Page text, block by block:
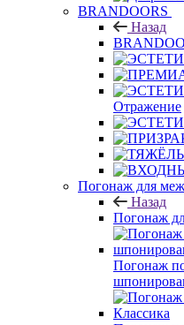
BRANDOORS
Назад
Отражение
Погонаж для
Назад
Погонаж
Погонаж